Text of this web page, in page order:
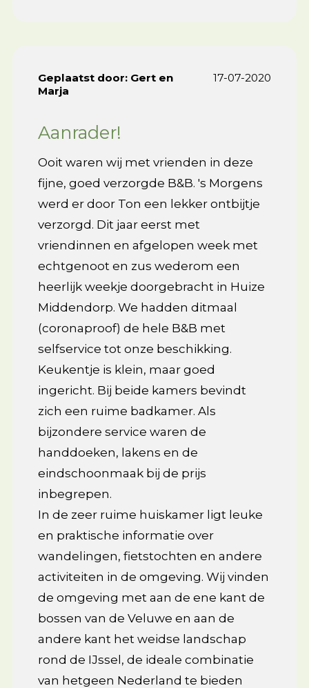
17-07-2020
Geplaatst door: Gert en
Marja
Aanrader!
Ooit waren wij met vrienden in deze
fijne, goed verzorgde B&B. 's Morgens
werd er door Ton een lekker ontbijtje
verzorgd. Dit jaar eerst met
vriendinnen en afgelopen week met
echtgenoot en zus wederom een
heerlijk weekje doorgebracht in Huize
Middendorp. We hadden ditmaal
(coronaproof) de hele B&B met
selfservice tot onze beschikking.
Keukentje is klein, maar goed
ingericht. Bij beide kamers bevindt
zich een ruime badkamer. Als
bijzondere service waren de
handdoeken, lakens en de
eindschoonmaak bij de prijs
inbegrepen.
In de zeer ruime huiskamer ligt leuke
en praktische informatie over
wandelingen, fietstochten en andere
activiteiten in de omgeving. Wij vinden
de omgeving met aan de ene kant de
bossen van de Veluwe en aan de
andere kant het weidse landschap
rond de IJssel, de ideale combinatie
van hetgeen Nederland te bieden